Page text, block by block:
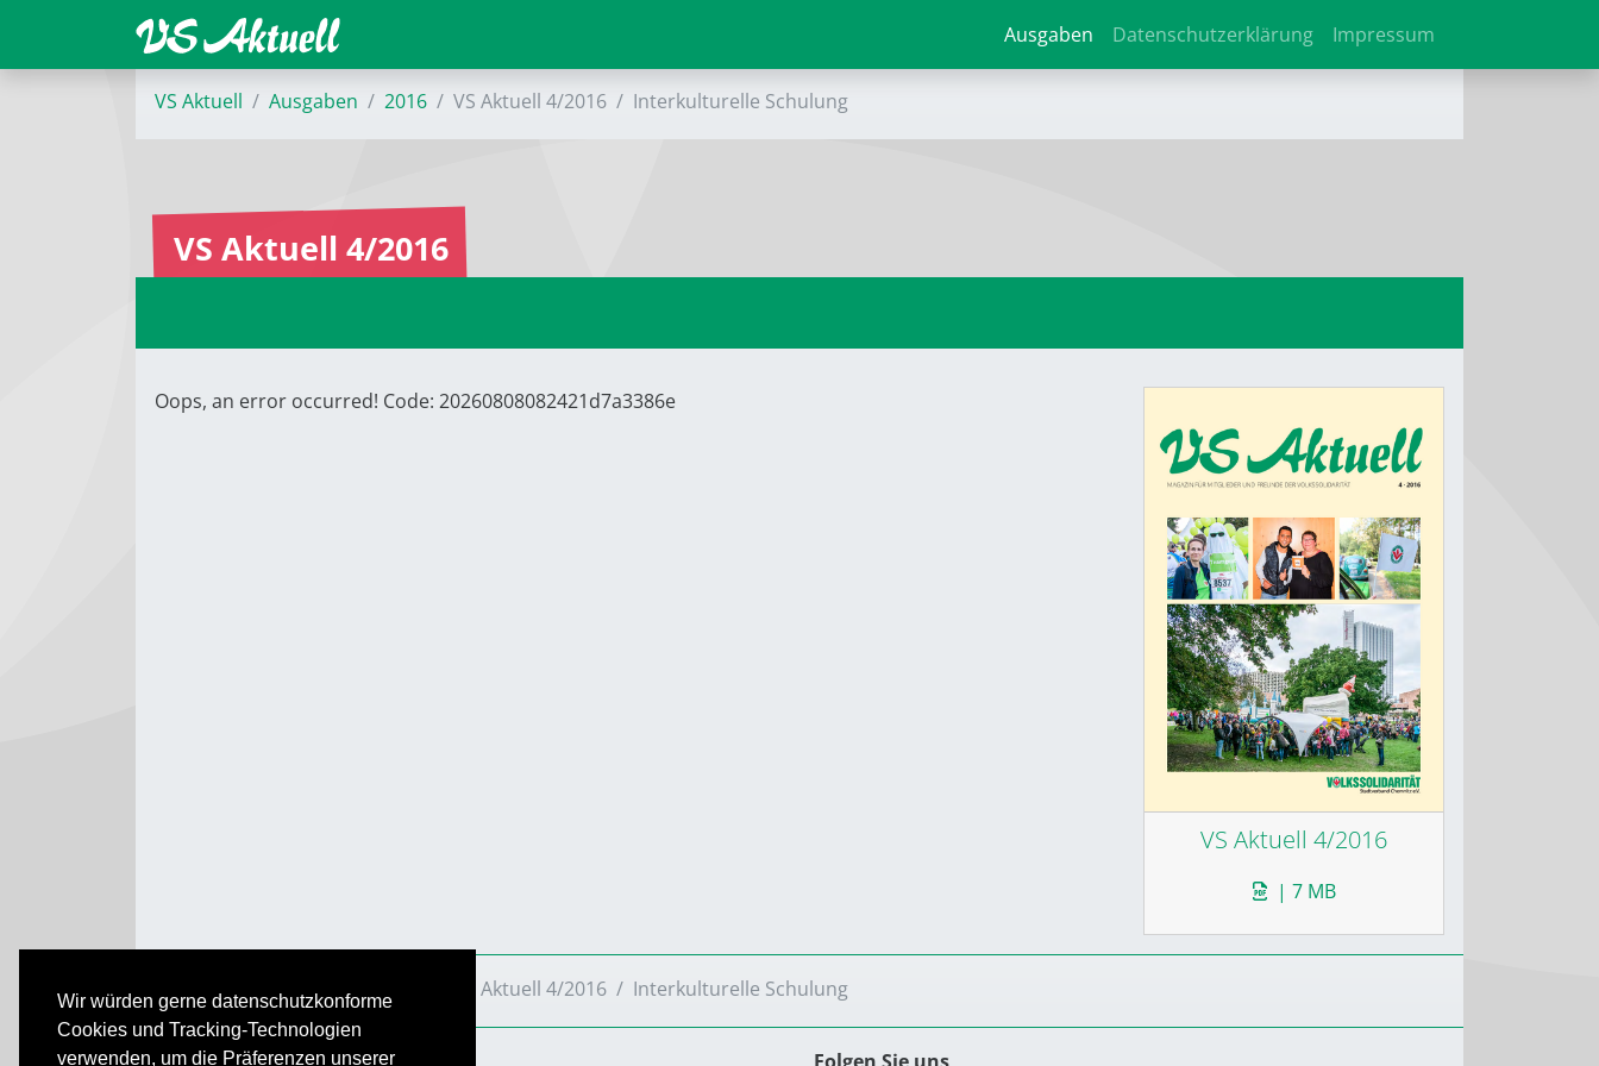
Wir würden gerne datenschutzkonforme
Cookies und Tracking-Technologien
verwenden, um die Präferenzen unserer
Ausgaben Datenschutzerklärung Impressum
VS Aktuell Ausgaben 2016 VS Aktuell 4/2016 Interkulturelle Schulung
VS Aktuell 4/2016
VS Aktuell 4/2016
| 7 MB
Oops, an error occurred! Code: 20260808082421d7a3386e
VS Aktuell Ausgaben VS Aktuell 4/2016 Interkulturelle Schulung